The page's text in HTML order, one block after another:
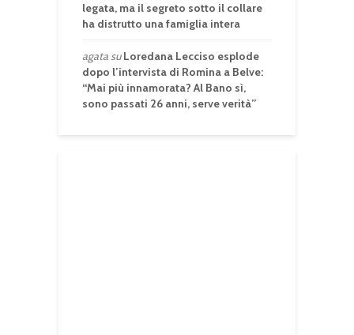
legata, ma il segreto sotto il collare
ha distrutto una famiglia intera
agatasuLoredana Lecciso esplode
dopo l’intervista di Romina a Belve:
“Mai più innamorata? Al Bano sì,
sono passati 26 anni, serve verità”